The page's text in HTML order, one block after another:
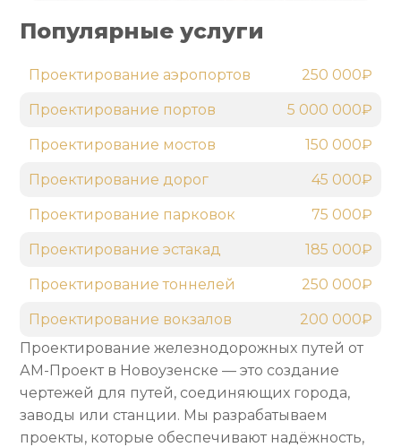
Проектирование железнодорожных путей от
АМ-Проект в Новоузенске — это создание
чертежей для путей, соединяющих города,
заводы или станции. Мы разрабатываем
проекты, которые обеспечивают надёжность,
Популярные услуги
Проектирование аэропортов 250 000₽
Проектирование портов 5 000 000₽
Проектирование мостов 150 000₽
Проектирование дорог 45 000₽
Проектирование парковок 75 000₽
Проектирование эстакад 185 000₽
Проектирование тоннелей 250 000₽
Проектирование вокзалов 200 000₽